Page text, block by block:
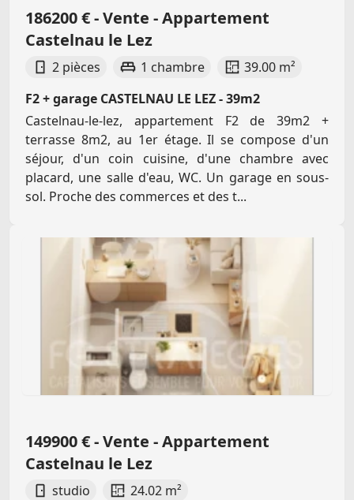
186200 € - Vente - Appartement
Castelnau le Lez
2 pièces 1 chambre
39.00 m²
F2 + garage CASTELNAU LE LEZ - 39m2
Castelnau-le-lez, appartement F2 de 39m2 +
terrasse 8m2, au 1er étage. Il se compose d'un
séjour, d'un coin cuisine, d'une chambre avec
placard, une salle d'eau, WC. Un garage en sous-
sol. Proche des commerces et des t...
149900 € - Vente - Appartement
Castelnau le Lez
studio
24.02 m²